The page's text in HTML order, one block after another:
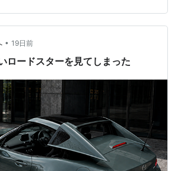
• 19日前
ロードスターを見てしまった